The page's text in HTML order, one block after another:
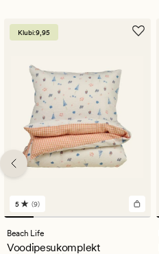
Klubi:9,95
9
arvustust
keskmise
hinnanguga
5 (9)
Beach Life
Voodipesukomplekt